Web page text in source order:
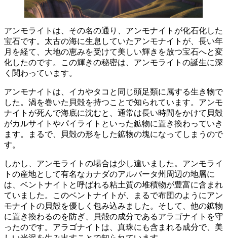
アンモライトは、その名の通り、アンモナイトが化石化した
宝石です。 太古の海に生息していたアンモナイトが、長い年
月を経て、大地の恵みを受けて美しい輝きを放つ宝石へと変
化したのです。この輝きの秘密は、アンモライトの誕生に深
く関わっています。
アンモナイトは、イカやタコと同じ頭足類に属する生き物で
した。渦を巻いた貝殻を持つことで知られています。アンモ
ナイトが死んで海底に沈むと、通常は長い時間をかけて貝殻
がカルサイトやパイライトといった鉱物に置き換わっていき
ます。まるで、貝殻の形をした鉱物の塊になってしまうので
す。
しかし、アンモライトの場合は少し違いました。アンモライ
トの産地として有名なカナダのアルバータ州周辺の地層に
は、 ベントナイトと呼ばれる粘土質の堆積物が豊富に含まれ
ていました 。このベントナイトが、まるで布団のようにアン
モナイトの貝殻を優しく包み込みました。そして、 他の鉱物
に置き換わるのを防ぎ、貝殻の成分であるアラゴナイトを守
ったのです。アラゴナイトは、真珠にも含まれる成分で、美